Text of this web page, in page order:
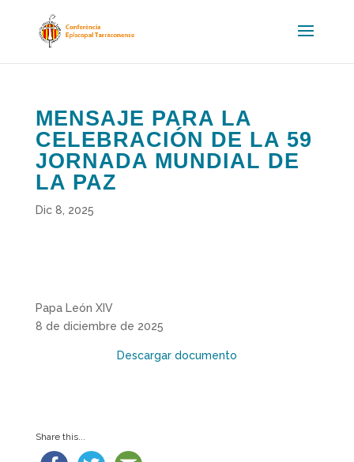
MENSAJE PARA LA
CELEBRACIÓN DE LA 59
JORNADA MUNDIAL DE
LA PAZ
Dic 8, 2025
Papa León XIV
8 de diciembre de 2025
Descargar documento
Share this...